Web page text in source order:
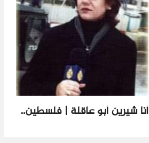
أنا شيرين أبو عاقلة | فلسطين..